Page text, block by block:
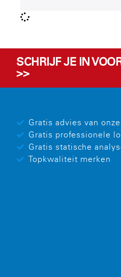
SCHRIJF JE IN
>>
Gratis advies van
Gratis professionele
Gratis statische
Topkwaliteit merken